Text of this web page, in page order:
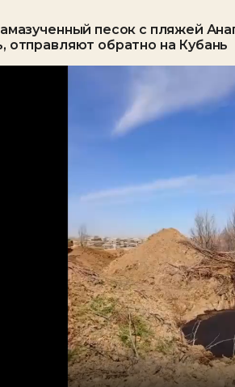
песок с пляжей
отправляют обратно на Кубань